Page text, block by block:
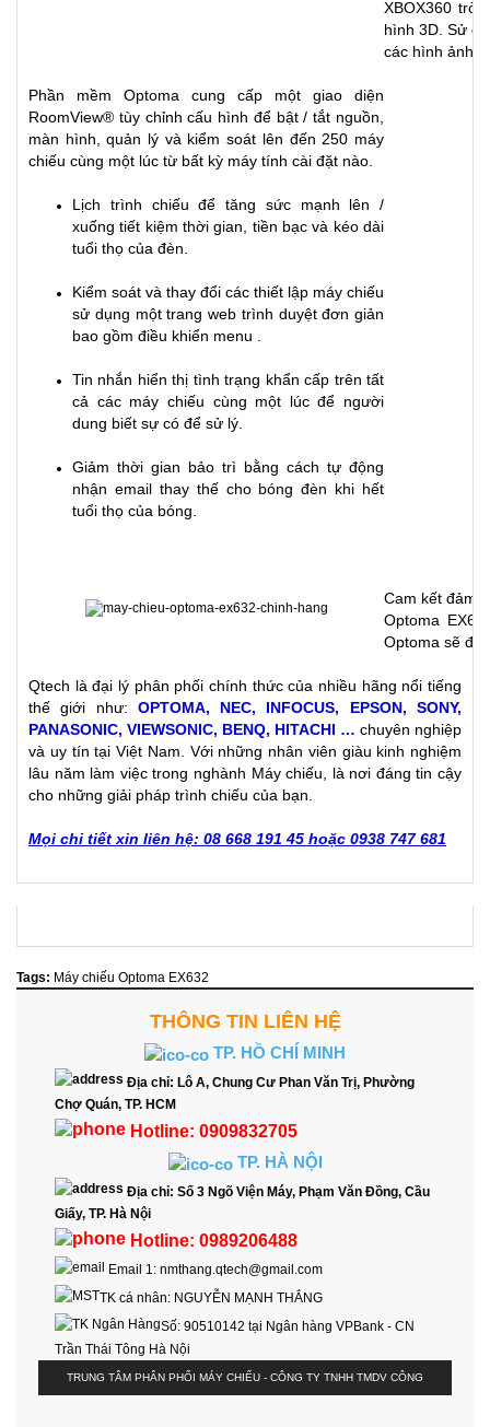
XBOX360 trò
hình 3D. Sử
các hình ảnh
Phần mềm Optoma cung cấp một giao diện
RoomView® tùy chỉnh cấu hình để bật / tắt nguồn,
màn hình, quản lý và kiểm soát lên đến 250 máy
chiếu cùng một lúc từ bất kỳ máy tính cài đặt nào.
Lịch trình chiếu để tăng sức mạnh lên /
xuống tiết kiệm thời gian, tiền bạc và kéo dài
tuổi thọ của đèn.
Kiểm soát và thay đổi các thiết lập máy chiếu
sử dụng một trang web trình duyệt đơn giản
bao gồm điều khiển menu .
Tin nhắn hiển thị tình trạng khẩn cấp trên tất
cả các máy chiếu cùng một lúc để người
dung biết sự có để sử lý.
Giảm thời gian bảo trì bằng cách tự động
nhận email thay thế cho bóng đèn khi hết
tuổi thọ của bóng.
Cam kết đảm
Optoma
Optoma sẽ
Qtech là đại lý phân phối chính thức của nhiều hãng nổi tiếng
thế giới như: OPTOMA, NEC, INFOCUS, EPSON,SONY,
PANASONIC, VIEWSONIC, BENQ, HITACHI … chuyên nghiệp
và uy tín tại Việt Nam. Với những nhân viên giàu kinh nghiệm
lâu năm làm việc trong nghành Máy chiếu, là nơi đáng tin cậy
cho những giải pháp trình chiếu của bạn.
Mọi chi tiết xin liên hệ: 08 668 191 45 hoặc 0938 747 681
Tags: Máy chiếu Optoma EX632
THÔNG TIN LIÊN HỆ
TP. HỒ CHÍ MINH
Địa chỉ: Lô A, Chung Cư Phan Văn Trị, Phường
Chợ Quán, TP. HCM
Hotline: 0909832705
TP. HÀ NỘI
Địa chỉ: Số 3 Ngõ Viện Máy, Phạm Văn Đồng, Cầu
Giấy, TP. Hà Nội
Hotline: 0989206488
Email 1: nmthang.qtech@gmail.com
TK cá nhân: NGUYỄN MẠNH THẮNG
Số: 90510142 tại Ngân hàng VPBank - CN
Trần Thái Tông Hà Nội
TRUNG TÂM PHÂN PHỐI MÁY CHIẾU - CÔNG TY TNHH TMDV CÔNG